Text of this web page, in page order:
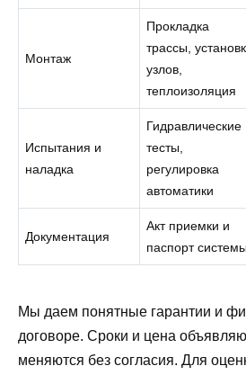
Монтаж
Прокладка
трассы,
узлов,
теплоизоляция
Испытания и
наладка
Гидравлические
тесты,
регулировка
автоматики
Документация
Акт приемки и
паспорт системы
Мы даем понятные гарантии и
договоре. Сроки и цена
меняются без согласия. Для